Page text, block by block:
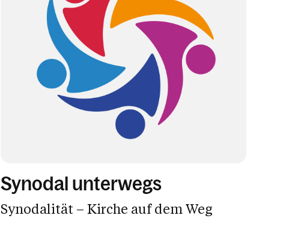
Synodal unterwegs
Synodalität – Kirche auf dem Weg